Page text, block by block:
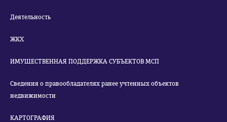
Деятельность
ЖКХ
ИМУЩЕСТВЕННАЯ ПОДДЕРЖКА СУБЪЕКТОВ МСП
Сведения о правообладателях ранее учтенных объектов
недвижимости
КАРТОГРАФИЯ